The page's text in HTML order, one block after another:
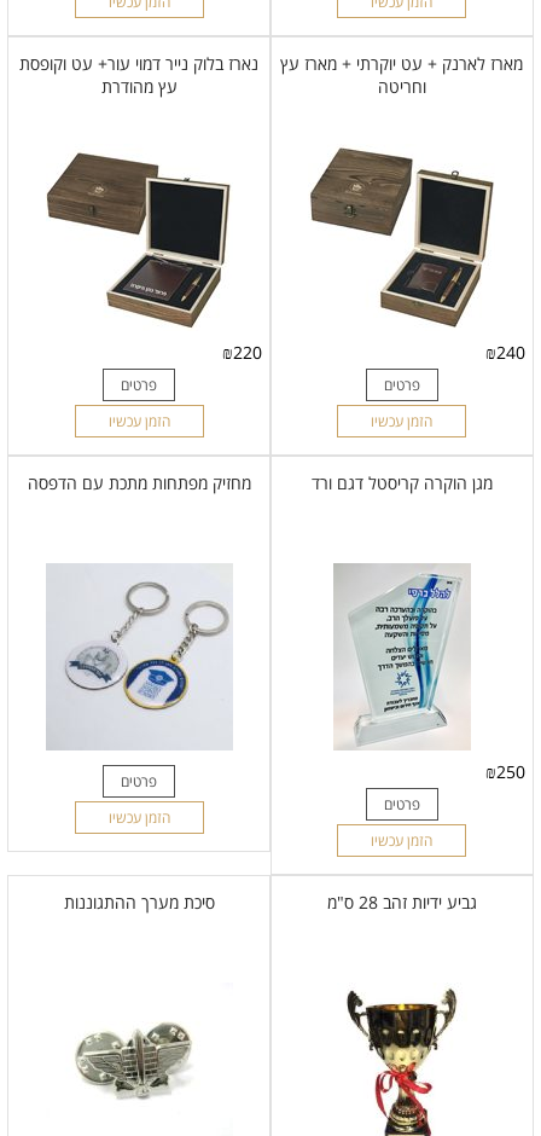
מארז לארנק + עט יוקרתי + מארז עץ
וחריטה
₪240
פרטים
הזמן עכשיו
נארז בלוק נייר דמוי עור+ עט וקופסת
עץ מהודרת
₪220
פרטים
הזמן עכשיו
מגן הוקרה קריסטל דגם ורד
₪250
פרטים
הזמן עכשיו
מחזיק מפתחות מתכת עם הדפסה
פרטים
הזמן עכשיו
גביע ידיות זהב 28 ס"מ סיכת מערך ההתגוננות